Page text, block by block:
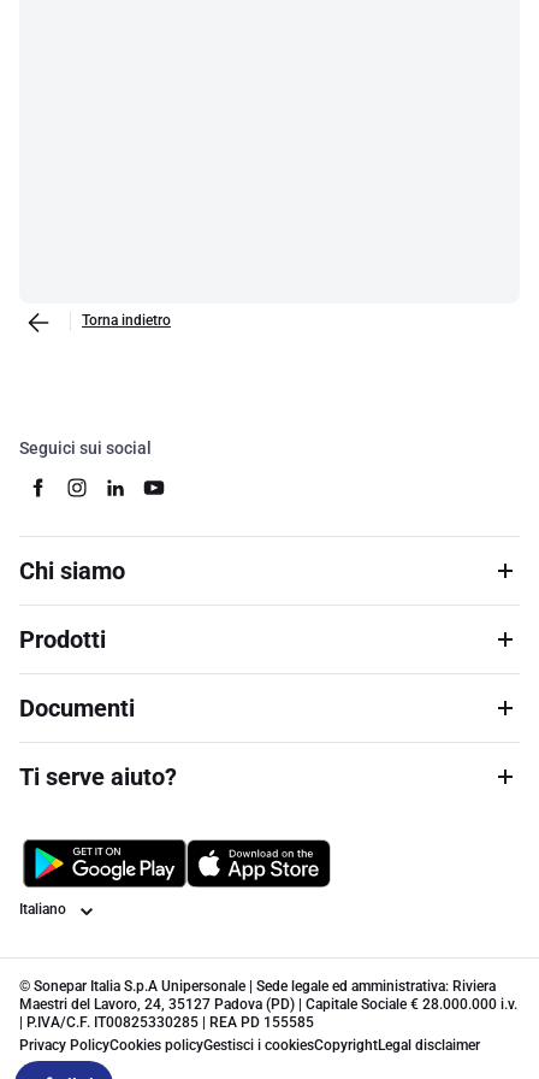
Torna indietro
Seguici sui social
Chi siamo
Prodotti
Documenti
Ti serve aiuto?
Lingua
© Sonepar Italia S.p.A Unipersonale | Sede legale ed amministrativa: Riviera
Maestri del Lavoro, 24, 35127 Padova (PD) | Capitale Sociale € 28.000.000 i.v.
| P.IVA/C.F. IT00825330285 | REA PD 155585
Privacy PolicyCookies policyGestisci i cookiesCopyrightLegal disclaimer